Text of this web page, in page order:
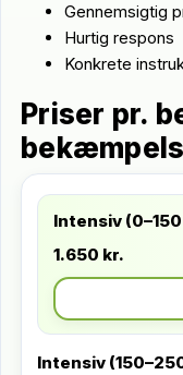
Gennemsigtig
Hurtig respons
Konkrete
Priser pr.
Intensiv (0–150
1.650 kr.
Intensiv